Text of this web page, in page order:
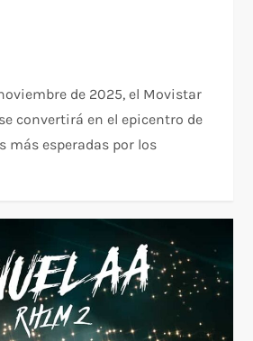
de 2025, el Movistar
convertirá en el epicentro de
más esperadas por los